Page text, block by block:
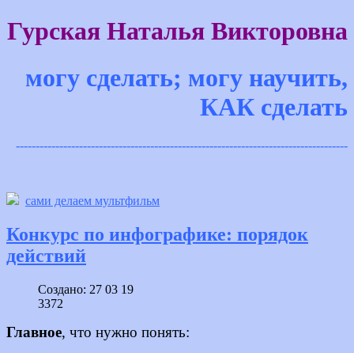
Гурская Наталья Викторовна
могу сделать; могу научить,
КАК сделать
------------------------------------------------------------------------------------
сами делаем мультфильм
Конкурс по инфографике: порядок
действий
Создано: 27 03 19
3372
Главное, что нужно понять: